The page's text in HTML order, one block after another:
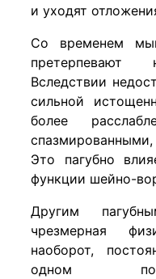
и уходят
Со временем
претерпевают
Вследствии
сильной
более
Это пагубно
функции шейно-
Другим
чрезмерная
наоборот,
одном